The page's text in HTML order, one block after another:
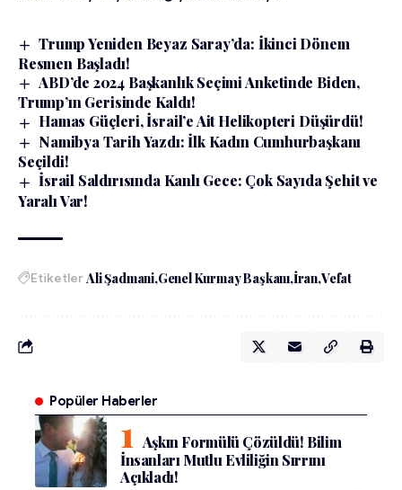
Trump Yeniden Beyaz Saray’da: İkinci Dönem
Resmen Başladı!
ABD’de 2024 Başkanlık Seçimi Anketinde Biden,
Trump’ın Gerisinde Kaldı!
Hamas Güçleri, İsrail’e Ait Helikopteri Düşürdü!
Namibya Tarih Yazdı: İlk Kadın Cumhurbaşkanı
Seçildi!
İsrail Saldırısında Kanlı Gece: Çok Sayıda Şehit ve
Yaralı Var!
EtiketlerAli Şadmani Genel Kurmay Başkanı İran Vefat
Popüler Haberler
Aşkın Formülü Çözüldü! Bilim
İnsanları Mutlu Evliliğin Sırrını
Açıkladı!